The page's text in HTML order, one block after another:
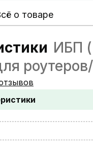
о товаре
ИБП